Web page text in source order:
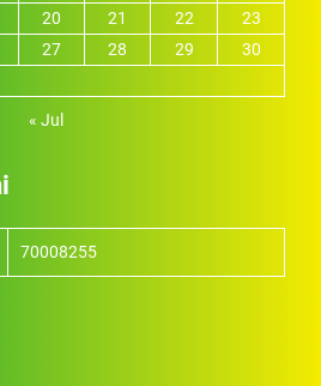
20 21 22
23
27 28 29
30
« Jul
70008255